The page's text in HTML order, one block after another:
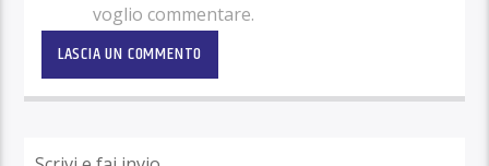
voglio commentare.